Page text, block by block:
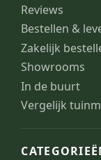
Reviews
Bestellen &
Zakelijk
Showrooms
In de buurt
Vergelijk